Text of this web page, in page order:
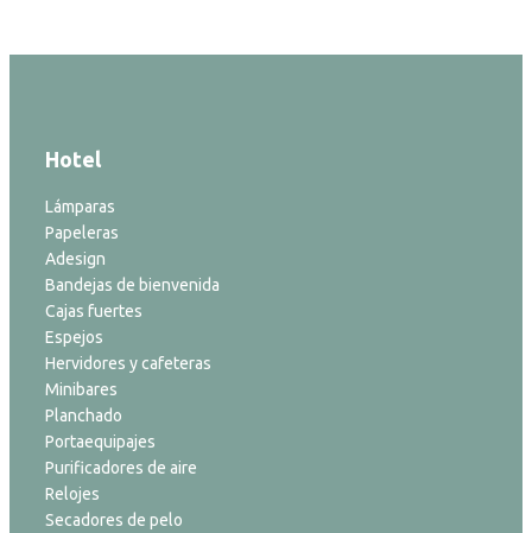
Hotel
Lámparas
Papeleras
Adesign
Bandejas de bienvenida
Cajas fuertes
Espejos
Hervidores y cafeteras
Minibares
Planchado
Portaequipajes
Purificadores de aire
Relojes
Secadores de pelo